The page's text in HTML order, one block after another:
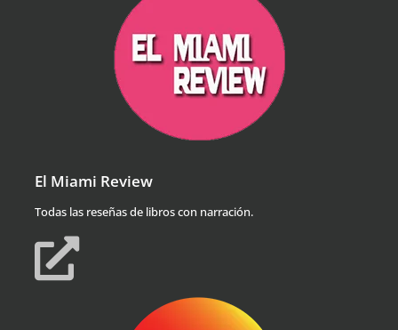
El Miami Review
Todas las reseñas de libros con narración.